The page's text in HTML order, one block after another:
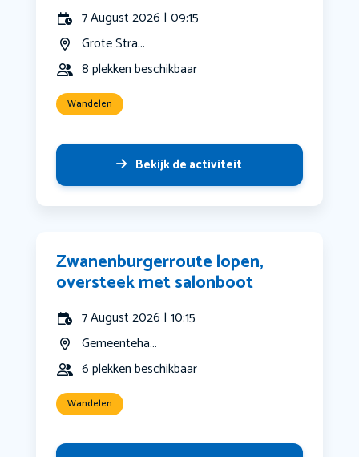
7 August 2026 | 09:15
Grote Stra...
8 plekken beschikbaar
Wandelen
Bekijk de activiteit
Zwanenburgerroute lopen,
oversteek met salonboot
7 August 2026 | 10:15
Gemeenteha...
6 plekken beschikbaar
Wandelen